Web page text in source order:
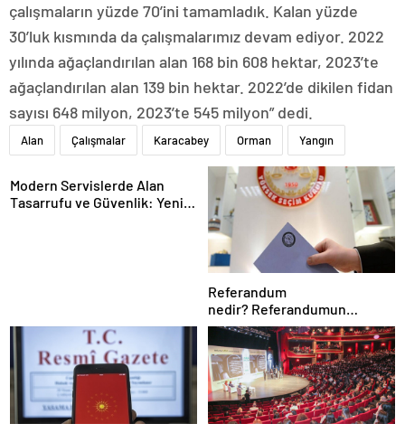
çalışmaların yüzde 70’ini tamamladık. Kalan yüzde
30’luk kısmında da çalışmalarımız devam ediyor. 2022
yılında ağaçlandırılan alan 168 bin 608 hektar, 2023’te
ağaçlandırılan alan 139 bin hektar. 2022’de dikilen fidan
sayısı 648 milyon, 2023’te 545 milyon” dedi.
Alan Çalışmalar Karacabey Orman Yangın
Modern Servislerde Alan
Tasarrufu ve Güvenlik: Yeni
Referandum
nedir? Referandumun
yapılma nedenleri